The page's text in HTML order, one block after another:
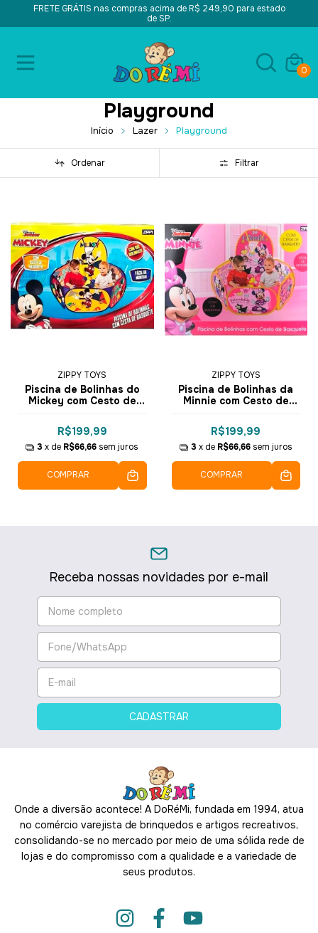
FRETE GRÁTIS nas compras acima de R$ 249,90 para estado
de SP.
0
Playground
Início Lazer Playground
Ordenar Filtrar
ZIPPY TOYS
Piscina de Bolinhas do
Mickey com Cesto de
Bolinhas 6375 PBC19MC -
Zippy Toys
R$199,99
3 x de R$66,66 sem juros
COMPRAR
ZIPPY TOYS
Piscina de Bolinhas da
Minnie com Cesto de
Bolinhas - 6687
PBC19MN - Zippy Toys
R$199,99
3 x de R$66,66 sem juros
COMPRAR
Receba nossas novidades por e-mail
Onde a diversão acontece! A DoRéMi, fundada em 1994, atua
no comércio varejista de brinquedos e artigos recreativos,
consolidando-se no mercado por meio de uma sólida rede de
lojas e do compromisso com a qualidade e a variedade de
seus produtos.